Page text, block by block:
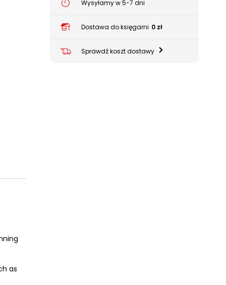
as
Wysyłamy w 5-7 dni
Dostawa do księgarni 0 zł
Sprawdź koszt dostawy